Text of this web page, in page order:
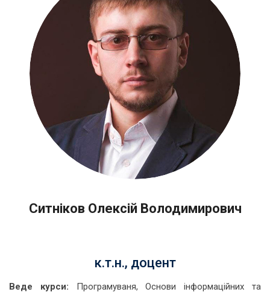
Ситніков Олексій Володимирович
к.т.н., доцент
Веде курси: Програмуваня, Основи iнформацiйних та